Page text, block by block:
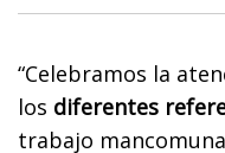
“Celebramos la
los diferentes
trabajo